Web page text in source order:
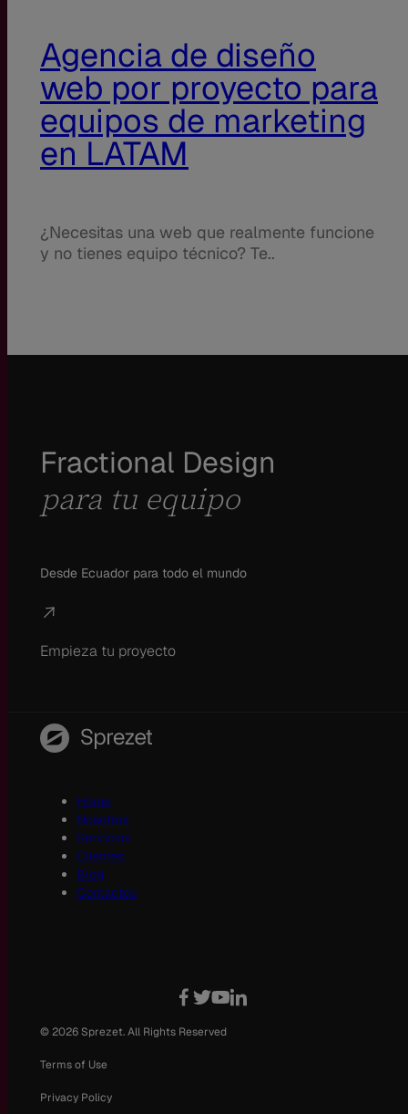
Agencia de diseño
web por proyecto para
equipos de marketing
en LATAM
¿Necesitas una web que realmente funcione
y no tienes equipo técnico? Te..
Fractional Design
para tu equipo
Desde Ecuador para todo el mundo
Empieza tu proyecto
Home
Nosotros
Servicios
Clientes
Blog
Contactos
© 2026 Sprezet. All Rights Reserved
Terms of Use
Privacy Policy